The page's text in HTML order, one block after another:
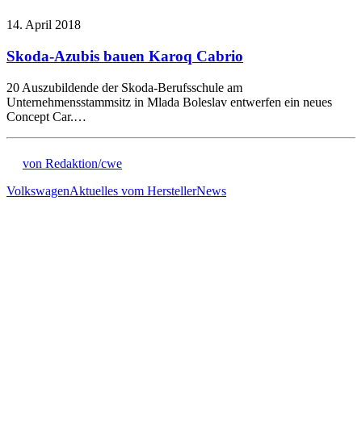
14. April 2018
Skoda-Azubis bauen Karoq Cabrio
20 Auszubildende der Skoda-Berufsschule am
Unternehmensstammsitz in Mlada Boleslav entwerfen ein neues
Concept Car.…
von Redaktion/cwe
VolkswagenAktuelles vom HerstellerNews